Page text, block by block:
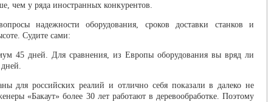
чем у ряда иностранных конкурентов.
надежности оборудования, сроков доставки станков и
Судите сами:
45 дней. Для сравнения, из Европы оборудования вы вряд ли
для российских реалий и отлично себя показали в далеко не
«Бакаут» более 30 лет работают в деревообработке. Поэтому